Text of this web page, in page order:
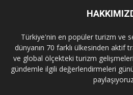
Türkiye'nin en popüler turizm ve
dünyanın 70 farklı ülkesinden aktif
ve global ölçekteki turizm
gündemle ilgili değerlendirmeleri